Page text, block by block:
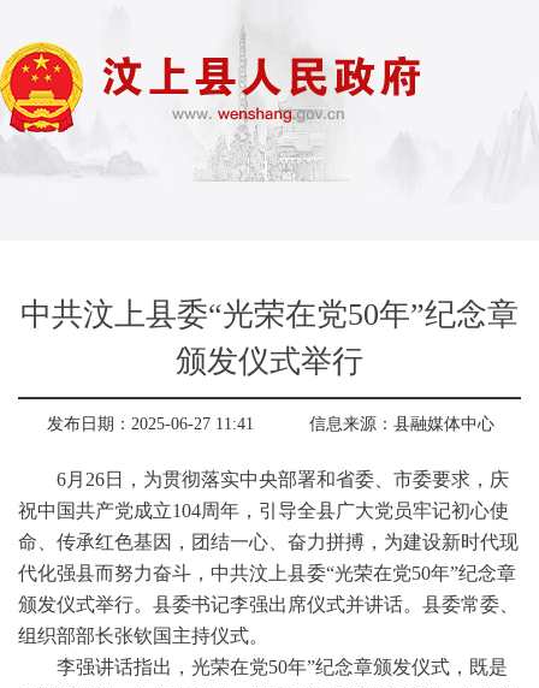
中共汶上县委“光荣在党50年”纪念章
颁发仪式举行
发布日期：2025-06-27 11:41 信息来源： 县融媒体中心
6月26日，为贯彻落实中央部署和省委、市委要求，庆
祝中国共产党成立104周年，引导全县广大党员牢记初心使
命、传承红色基因，团结一心、奋力拼搏，为建设新时代现
代化强县而努力奋斗，中共汶上县委“光荣在党50年”纪念章
颁发仪式举行。县委书记李强出席仪式并讲话。县委常委、
组织部部长张钦国主持仪式。
李强讲话指出，光荣在党50年”纪念章颁发仪式，既是